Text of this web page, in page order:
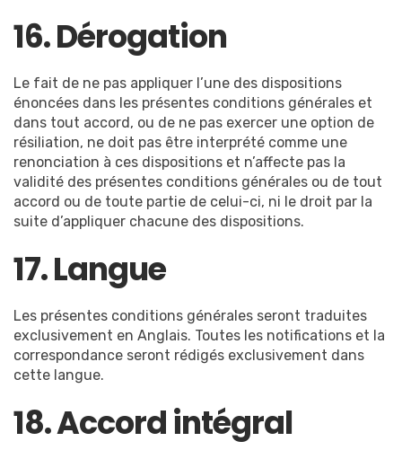
16. Dérogation
Le fait de ne pas appliquer l’une des dispositions
énoncées dans les présentes conditions générales et
dans tout accord, ou de ne pas exercer une option de
résiliation, ne doit pas être interprété comme une
renonciation à ces dispositions et n’affecte pas la
validité des présentes conditions générales ou de tout
accord ou de toute partie de celui-ci, ni le droit par la
suite d’appliquer chacune des dispositions.
17. Langue
Les présentes conditions générales seront traduites
exclusivement en Anglais. Toutes les notifications et la
correspondance seront rédigés exclusivement dans
cette langue.
18. Accord intégral